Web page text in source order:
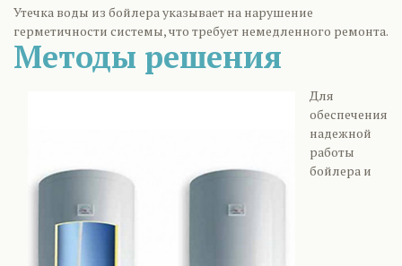
Утечка воды из бойлера указывает на нарушение
герметичности системы, что требует немедленного ремонта.
Методы решения
Для
обеспечения
надежной
работы
бойлера и